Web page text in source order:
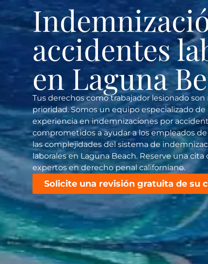
accidentes
en Laguna
Tus derechos como trabajador lesionado
prioridad. Somos un equipo especializado
experiencia en indemnizaciones por
comprometidos a ayudar a los empleados
las complejidades del sistema de
laborales en Laguna Beach. Reserve una
expertos en derecho penal californiano.
Solicite una revisión gratuita de su